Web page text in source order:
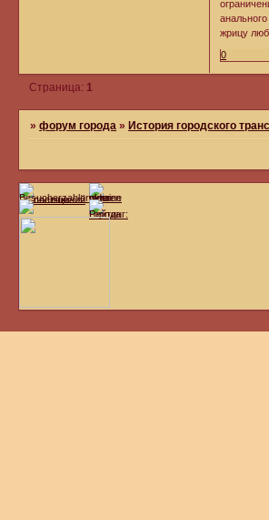
жрицу
0
Страница: 1
»форум города »История городского